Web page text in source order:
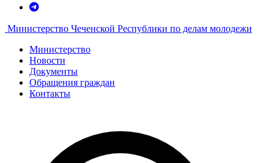
Министерство Чеченской Республики по делам молодежи
Министерство
Новости
Документы
Обращения граждан
Контакты